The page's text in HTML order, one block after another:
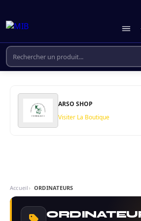
ARSO SHOP
Visiter La Boutique
Accueil ORDINATEURS